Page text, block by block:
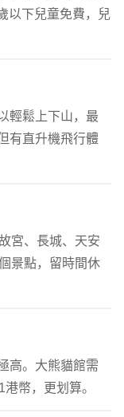
以下兒童免費，兒
輕鬆上下山，最
有直升機飛行體
宮、長城、天安
景點，留時間休
高。大熊貓館需
幣，更划算。